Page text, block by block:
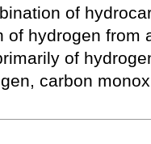
of
of hydrogen from
of
carbon